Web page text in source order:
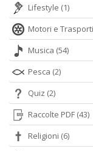
Lifestyle (1)
Motori e Trasporti
Musica (54)
Pesca (2)
Quiz (2)
Raccolte PDF (43)
Religioni (6)